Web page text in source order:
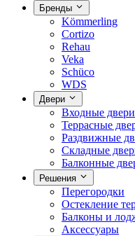
Бренды
Kömmerling
Cortizo
Rehau
Veka
Schüco
WDS
Двери
Входные двери
Террасные
Раздвижные
Складные
Балконные
Решения
Перегородки
Остекление
Балконы и
Аксессуары